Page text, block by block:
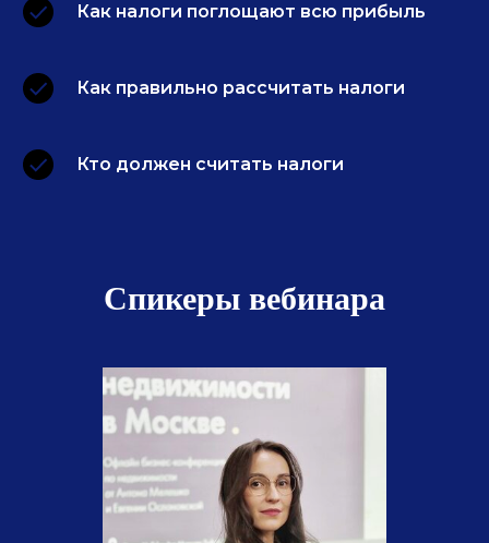
Как налоги поглощают всю прибыль
Как правильно рассчитать налоги
Кто должен считать налоги
Спикеры вебинара